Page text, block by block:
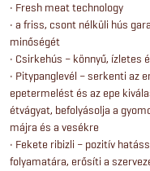
• Fresh meat technology
• a friss, csont nélküli hús
minőségét
• Csirkehús – könnyű, ízletes
• Pitypanglevél – serkenti az
epetermelést és az epe
étvágyat, befolyásolja a
májra és a vesékre
• Fekete ribizli – pozitív
folyamatára, erősíti a